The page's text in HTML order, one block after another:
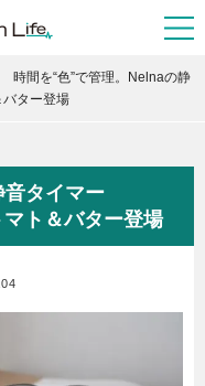
時間を“色”で管理。Nelnaの静
ター登場
音タイマー
ト＆バター登場